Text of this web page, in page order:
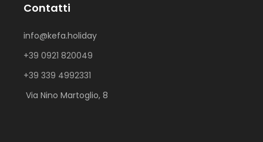
Contatti
info@kefa.holiday
+39 0921 820049
+39 339 4992331
Via Nino Martoglio, 8